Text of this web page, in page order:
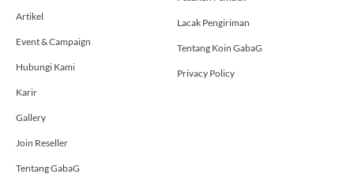
Artikel
Event & Campaign
Hubungi Kami
Karir
Gallery
Join Reseller
Tentang GabaG
Lacak Pengiriman
Tentang Koin GabaG
Privacy Policy